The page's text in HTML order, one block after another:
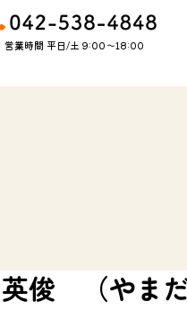
営業時間 平日/土 9:00〜18:00
俊 （やま